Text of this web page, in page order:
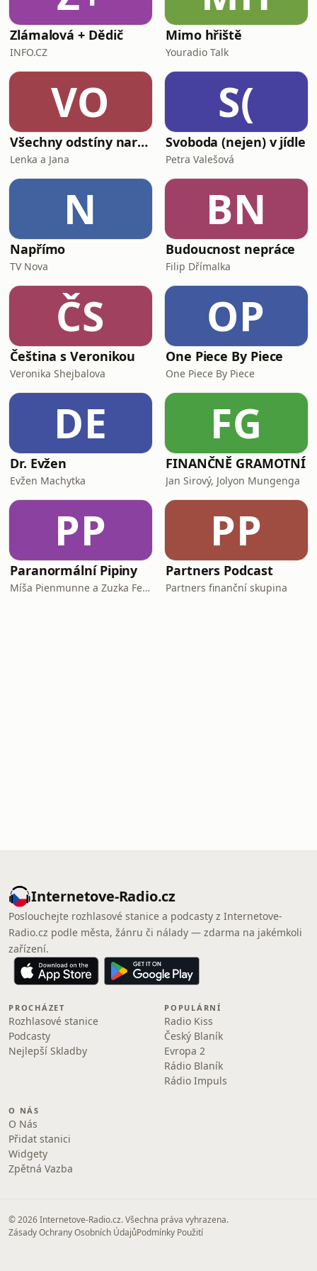
Zlámalová + Dědič
INFO.CZ
Mimo hřiště
Youradio Talk
VO
Všechny odstíny narcismu
Lenka a Jana
S(
Svoboda (nejen) v jídle
Petra Valešová
N
Napřímo
TV Nova
BN
Budoucnost nepráce
Filip Dřímalka
ČS
Čeština s Veronikou
Veronika Shejbalova
OP
One Piece By Piece
One Piece By Piece
DE
Dr. Evžen
Evžen Machytka
FG
FINANČNĚ GRAMOTNÍ
Jan Sirový, Jolyon Mungenga
PP
Paranormální Pipiny
Míša Pienmunne a Zuzka Fejfarová
PP
Partners Podcast
Partners finanční skupina
Internetove-Radio.cz
Poslouchejte rozhlasové stanice a podcasty z Internetove-
Radio.cz podle města, žánru či nálady — zdarma na jakémkoli
zařízení.
PROCHÁZET
Rozhlasové stanice
Podcasty
Nejlepší Skladby
POPULÁRNÍ
Radio Kiss
Český Blaník
Evropa 2
Rádio Blaník
Rádio Impuls
O NÁS
O Nás
Přidat stanici
Widgety
Zpětná Vazba
© 2026 Internetove-Radio.cz. Všechna práva vyhrazena.
Zásady Ochrany Osobních ÚdajůPodmínky Použití